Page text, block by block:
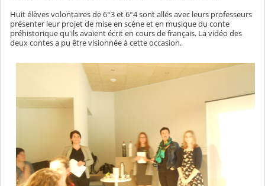
Huit élèves volontaires de 6°3 et 6°4 sont allés avec leurs professeurs
présenter leur projet de mise en scène et en musique du conte
préhistorique qu'ils avaient écrit en cours de français. La vidéo des
deux contes a pu être visionnée à cette occasion.